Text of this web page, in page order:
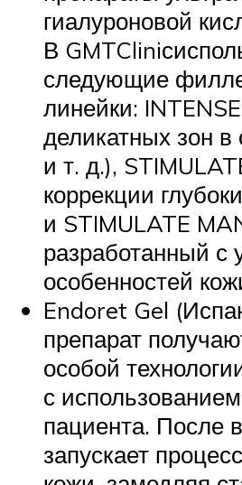
гиалуроновой
В
следующие
линейки:
деликатных зон в
и т. д.),
коррекции
и STIMULATE
разработанный с
особенностей
Endoret Gel
препарат
особой
с
пациента. После
запускает